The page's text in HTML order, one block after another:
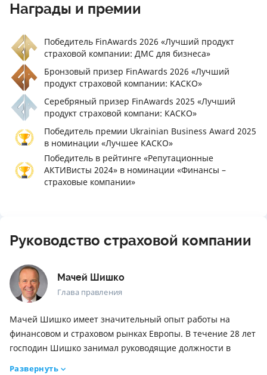
Награды и премии
Победитель FinAwards 2026 «Лучший продукт
страховой компании: ДМС для бизнеса»
Бронзовый призер FinAwards 2026 «Лучший
продукт страховой компании: КАСКО»
Серебряный призер FinAwards 2025 «Лучший
продукт страховой компани: КАСКО»
Победитель премии Ukrainian Business Award 2025
в номинации «Лучшее КАСКО»
Победитель в рейтинге «Репутационные
АКТИВисты 2024» в номинации «Финансы –
страховые компании»
Руководство страховой компании
Мачей Шишко
Глава правления
Мачей Шишко имеет значительный опыт работы на
финансовом и страховом рынках Европы. В течение 28 лет
господин Шишко занимал руководящие должности в
Развернуть